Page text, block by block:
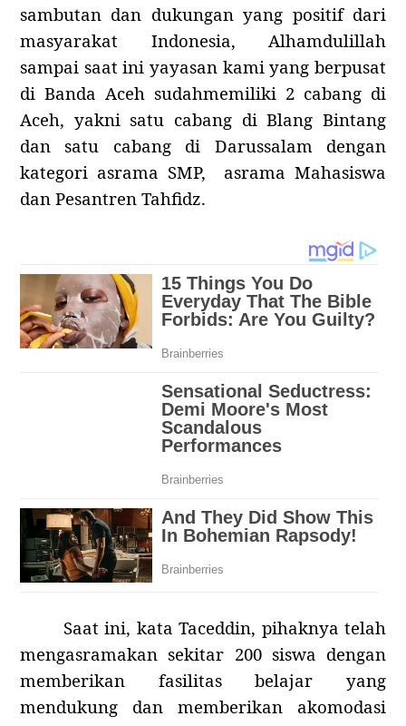
sambutan dan dukungan yang positif dari
masyarakat Indonesia, Alhamdulillah
sampai saat ini yayasan kami yang berpusat
di Banda Aceh sudahmemiliki 2 cabang di
Aceh, yakni satu cabang di Blang Bintang
dan satu cabang di Darussalam dengan
kategori asrama SMP, asrama Mahasiswa
dan Pesantren Tahfidz.
Saat ini, kata Taceddin, pihaknya telah
mengasramakan sekitar 200 siswa dengan
memberikan fasilitas belajar yang
mendukung dan memberikan akomodasi